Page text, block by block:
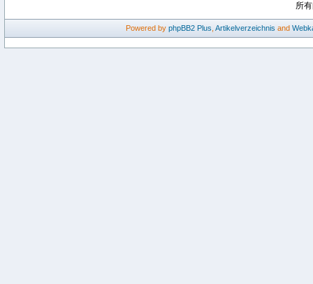
所
Powered by phpBB2 Plus Artikelverzeichnis and